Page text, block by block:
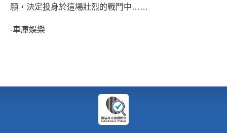
願，決定投身於這場壯烈的戰鬥中……
-車庫娛樂